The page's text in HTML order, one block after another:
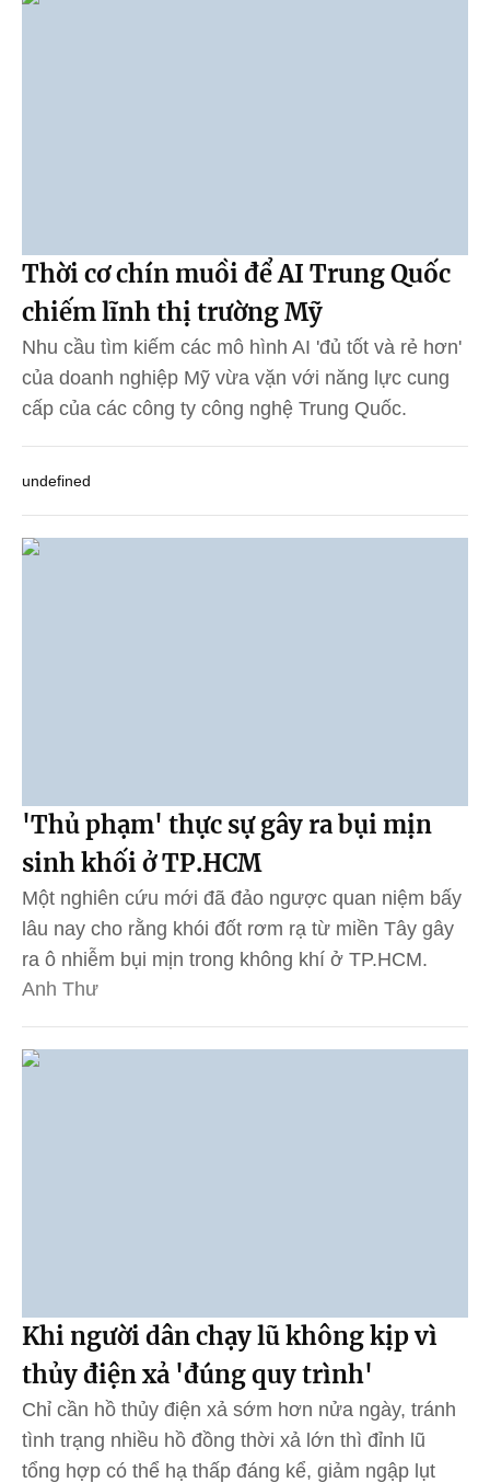
Thời cơ chín muồi để AI Trung Quốc
chiếm lĩnh thị trường Mỹ
Nhu cầu tìm kiếm các mô hình AI 'đủ tốt và rẻ hơn'
của doanh nghiệp Mỹ vừa vặn với năng lực cung
cấp của các công ty công nghệ Trung Quốc.
undefined
'Thủ phạm' thực sự gây ra bụi mịn
sinh khối ở TP.HCM
Một nghiên cứu mới đã đảo ngược quan niệm bấy
lâu nay cho rằng khói đốt rơm rạ từ miền Tây gây
ra ô nhiễm bụi mịn trong không khí ở TP.HCM.
Anh Thư
Khi người dân chạy lũ không kịp vì
thủy điện xả 'đúng quy trình'
Chỉ cần hồ thủy điện xả sớm hơn nửa ngày, tránh
tình trạng nhiều hồ đồng thời xả lớn thì đỉnh lũ
tổng hợp có thể hạ thấp đáng kể, giảm ngập lụt